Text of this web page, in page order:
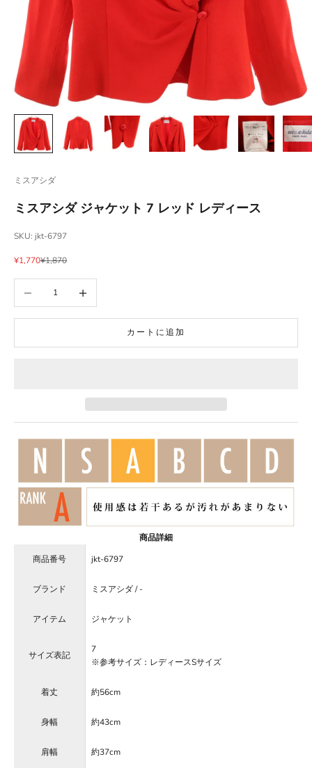
ミスアシダ
ミスアシダ ジャケット 7 レッド レディース
SKU: jkt-6797
セール価格
¥1,770通常価格
¥1,870
カートに追加
商品詳細
商品番号
jkt-6797
ブランド ミスアシダ / -
アイテム ジャケット
サイズ表記
7
※参考サイズ：レディースSサイズ
着丈 約56cm
身幅 約43cm
肩幅 約37cm